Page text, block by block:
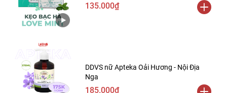
135.000₫
DDVS nữ Apteka Oải Hương - Nội Địa
Nga
185.000₫